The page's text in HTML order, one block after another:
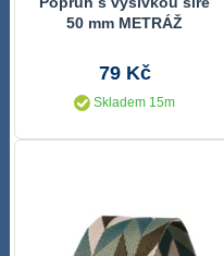
50 mm METRÁŽ
79 Kč
Skladem 15m